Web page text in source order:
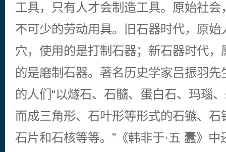
工具，只有人才会制造工具。原始社
不可少的劳动用具。旧石器时代，原
穴，使用的是打制石器；新石器时代
的是磨制石器。著名历史学家吕振羽
的人们“以燧石、石髓、蛋白石、玛瑙
而成三角形、石叶形等形式的石镞、
石片和石核等等。”《韩非于·五 蠹》中